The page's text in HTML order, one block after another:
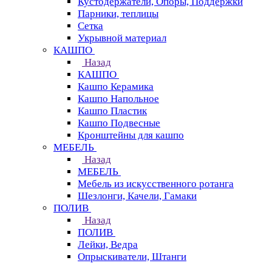
Парники, теплицы
Сетка
Укрывной материал
КАШПО
Назад
КАШПО
Кашпо Керамика
Кашпо Напольное
Кашпо Пластик
Кашпо Подвесные
Кронштейны для кашпо
МЕБЕЛЬ
Назад
МЕБЕЛЬ
Мебель из искусственного ротанга
Шезлонги, Качели, Гамаки
ПОЛИВ
Назад
ПОЛИВ
Лейки, Ведра
Опрыскиватели, Штанги